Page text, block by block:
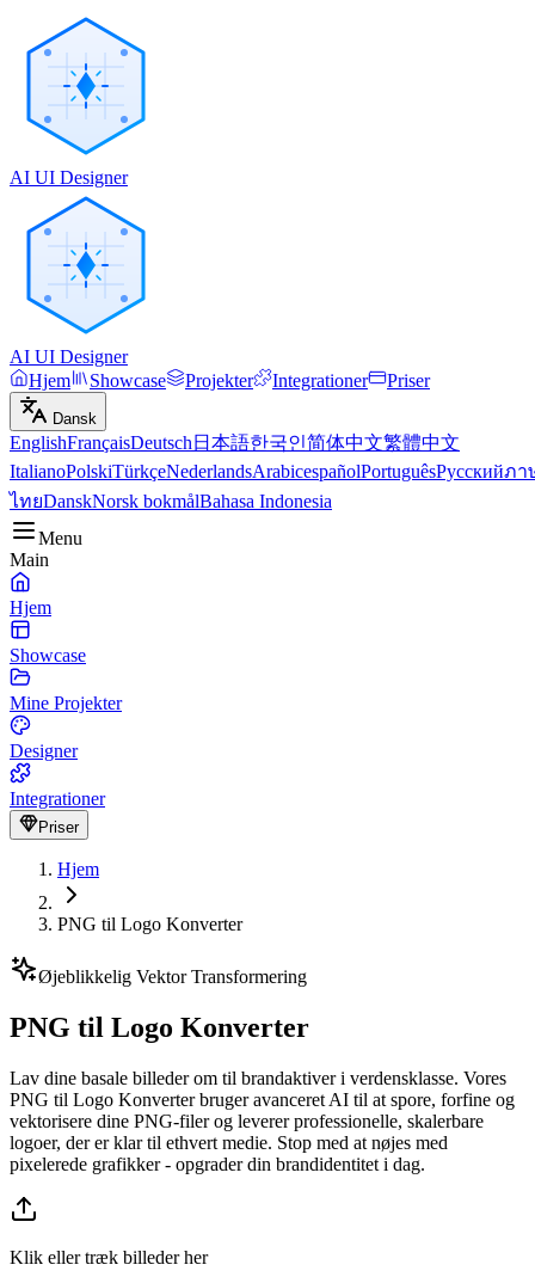
AI UI Designer
AI UI Designer
Hjem
Showcase Projekter Integrationer Priser
Dansk
EnglishFrançaisDeutsch 日本語한국인简体中文繁體中文
ItalianoPolskiTürkçeNederlandsArabicespañolPortuguêsРусскийภา
ไทยDanskNorsk bokmålBahasa Indonesia
Menu
Main
Hjem
Showcase
Mine Projekter
Designer
Integrationer
Priser
Hjem
PNG til Logo Konverter
Øjeblikkelig Vektor Transformering
PNG til Logo Konverter
Lav dine basale billeder om til brandaktiver i verdensklasse. Vores
PNG til Logo Konverter bruger avanceret AI til at spore, forfine og
vektorisere dine PNG-filer og leverer professionelle, skalerbare
logoer, der er klar til ethvert medie. Stop med at nøjes med
pixelerede grafikker - opgrader din brandidentitet i dag.
Klik eller træk billeder her